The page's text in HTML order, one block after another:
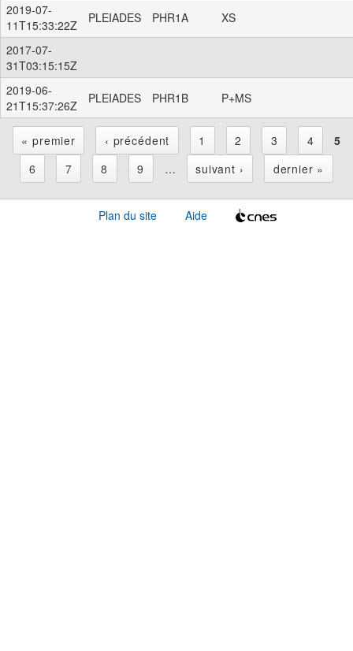
2019-07-
11T15:33:22Z
PLEIADES PHR1A XS
2017-07-
31T03:15:15Z
2019-06-
21T15:37:26Z
PLEIADES PHR1B P+MS
P
« premier ‹ précédent 1 2 3 4
5
6
7 8 9 … suivant › dernier »
Plan du site Aide